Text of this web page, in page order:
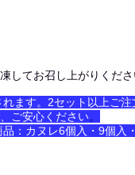
してお召し上がりくださ
ます。2セット以上ご
ご安心ください。
：カヌレ6個入・9個入